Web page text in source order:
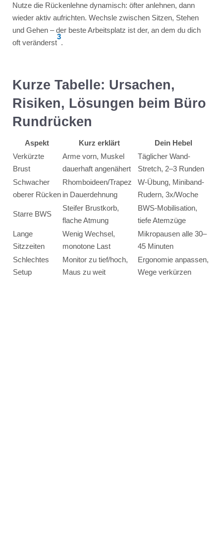
Nutze die Rückenlehne dynamisch: öfter anlehnen, dann
wieder aktiv aufrichten. Wechsle zwischen Sitzen, Stehen
und Gehen – der beste Arbeitsplatz ist der, an dem du dich
oft veränderst
3
.
Kurze Tabelle: Ursachen,
Risiken, Lösungen beim Büro
Rundrücken
Aspekt Kurz erklärt
Dein Hebel
Verkürzte
Brust
Arme vorn, Muskel
dauerhaft angenähert
Täglicher Wand-
Stretch, 2–3 Runden
Schwacher
oberer Rücken
Rhomboideen/Trapez
in Dauerdehnung
W-Übung, Miniband-
Rudern, 3x/Woche
Starre BWS
Steifer Brustkorb,
flache Atmung
BWS-Mobilisation,
tiefe Atemzüge
Lange
Sitzzeiten
Wenig Wechsel,
monotone Last
Mikropausen alle 30–
45 Minuten
Schlechtes
Setup
Monitor zu tief/hoch,
Maus zu weit
Ergonomie anpassen,
Wege verkürzen